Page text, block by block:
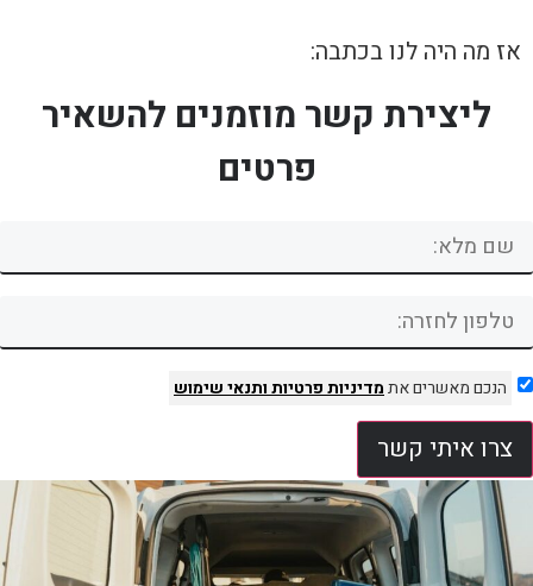
אז מה היה לנו בכתבה:
ליצירת קשר מוזמנים להשאיר
פרטים
הנכם מאשרים אתמדיניות פרטיותותנאי שימוש
צרו איתי קשר